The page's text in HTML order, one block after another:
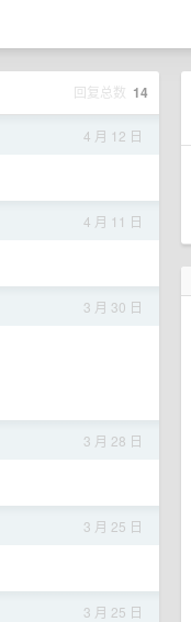
回复总数 14
4 月 12 日
4 月 11 日
3 月 30 日
3 月 28 日
3 月 25 日
3 月 25 日